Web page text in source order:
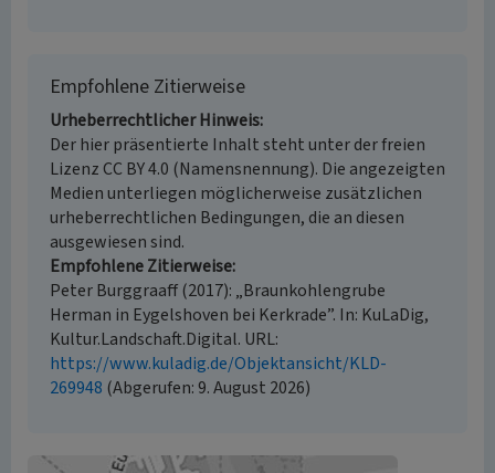
Empfohlene Zitierweise
Urheberrechtlicher Hinweis
Der hier präsentierte Inhalt steht unter der freien
Lizenz CC BY 4.0 (Namensnennung). Die angezeigten
Medien unterliegen möglicherweise zusätzlichen
urheberrechtlichen Bedingungen, die an diesen
ausgewiesen sind.
Empfohlene Zitierweise
Peter Burggraaff (2017): „Braunkohlengrube
Herman in Eygelshoven bei Kerkrade”. In: KuLaDig,
Kultur.Landschaft.Digital. URL:
https://www.kuladig.de/Objektansicht/KLD-
269948 (Abgerufen: 9. August 2026)